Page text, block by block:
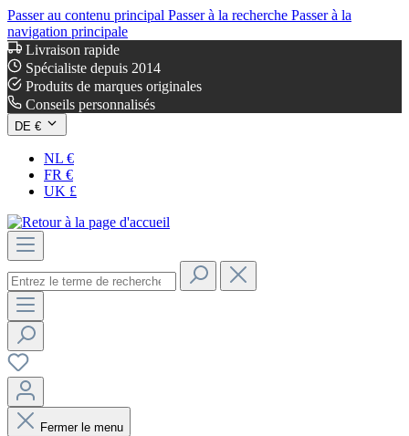
Passer au contenu principal Passer à la recherche Passer à la
navigation principale
Livraison rapide
Spécialiste depuis 2014
Produits de marques originales
Conseils personnalisés
DE €
NL €
FR €
UK £
Fermer le menu